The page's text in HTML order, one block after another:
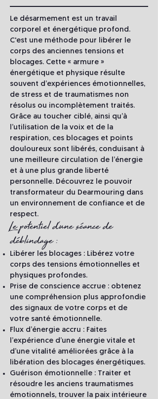
Le désarmement est un travail
corporel et énergétique profond.
C'est une méthode pour libérer le
corps des anciennes tensions et
blocages. Cette « armure »
énergétique et physique résulte
souvent d’expériences émotionnelles,
de stress et de traumatismes non
résolus ou incomplètement traités.
Grâce au toucher ciblé, ainsi qu’à
l’utilisation de la voix et de la
respiration, ces blocages et points
douloureux sont libérés, conduisant à
une meilleure circulation de l’énergie
et à une plus grande liberté
personnelle. Découvrez le pouvoir
transformateur du Dearmouring dans
un environnement de confiance et de
respect.
Le potentiel d'une séance de
déblindage :
Libérer les blocages : Libérez votre
corps des tensions émotionnelles et
physiques profondes.
Prise de conscience accrue : obtenez
une compréhension plus approfondie
des signaux de votre corps et de
votre santé émotionnelle.
Flux d’énergie accru : Faites
l’expérience d’une énergie vitale et
d’une vitalité améliorées grâce à la
libération des blocages énergétiques.
Guérison émotionnelle : Traiter et
résoudre les anciens traumatismes
émotionnels, trouver la paix intérieure